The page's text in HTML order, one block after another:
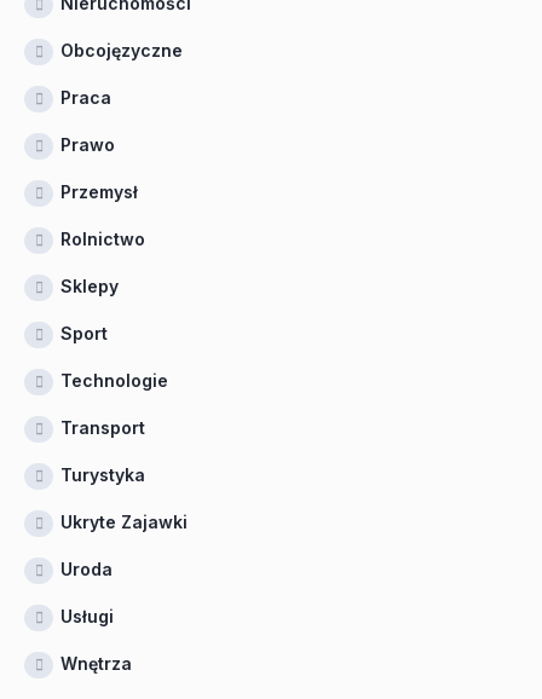
Obcojęzyczne
Praca
Prawo
Przemysł
Rolnictwo
Sklepy
Sport
Technologie
Transport
Turystyka
Ukryte Zajawki
Uroda
Usługi
Wnętrza